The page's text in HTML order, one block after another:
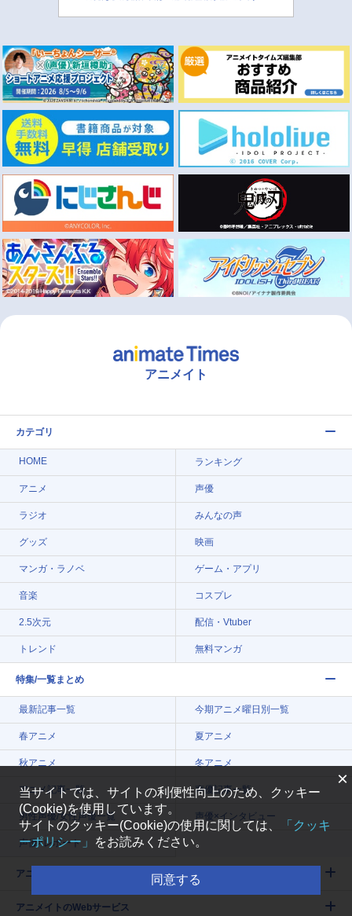
アニメイト
カテゴリ
HOME ランキング
アニメ 声優
ラジオ みんなの声
グッズ 映画
マンガ・ラノベ ゲーム・アプリ
音楽 コスプレ
2.5次元 配信・Vtuber
トレンド 無料マンガ
特集/一覧まとめ
最新記事一覧 今期アニメ曜日別一覧
春アニメ 夏アニメ
秋アニメ 冬アニメ
アニメ記事一覧 声優記事一覧
男性声優/女性声優一覧 声優×インタビュー
声優×レポート
アニメイトタイムズについて
アニメイトのWebサービス
×
当サイトでは、サイトの利便性向上のため、クッキー
(Cookie)を使用しています。
サイトのクッキー(Cookie)の使用に関しては、
「クッキ
ーポリシー」
をお読みください。
同意する